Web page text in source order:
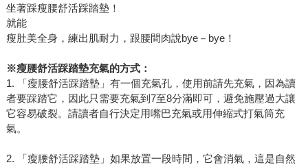
坐著踩瘦腰舒活踩踏墊！
就能
瘦肚美全身，練出肌耐力，跟腰間肉說bye－bye！
※瘦腰舒活踩踏墊充氣的方式：
1. 「瘦腰舒活踩踏墊」有一個充氣孔，使用前請先充氣，因為讀
者要踩踏它，因此只需要充氣到7至8分滿即可，避免施壓過大讓
它容易破裂。請讀者自行決定用嘴巴充氣或用伸縮式打氣筒充
氣。
2. 「瘦腰舒活踩踏墊」如果放置一段時間，它會消氣，這是自然